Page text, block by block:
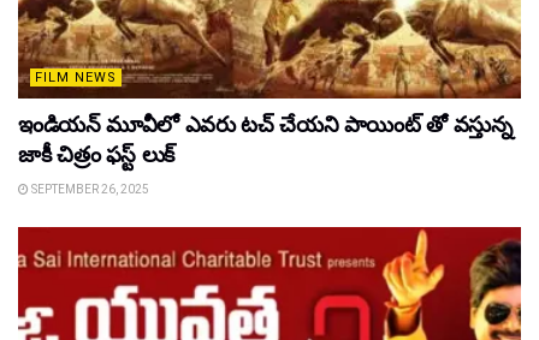
FILM NEWS
ఇండియన్ మూవీలో ఎవరు టచ్ చేయని పాయింట్ తో వస్తున్న
జాకీ చిత్రం ఫస్ట్ లుక్
SEPTEMBER 26, 2025